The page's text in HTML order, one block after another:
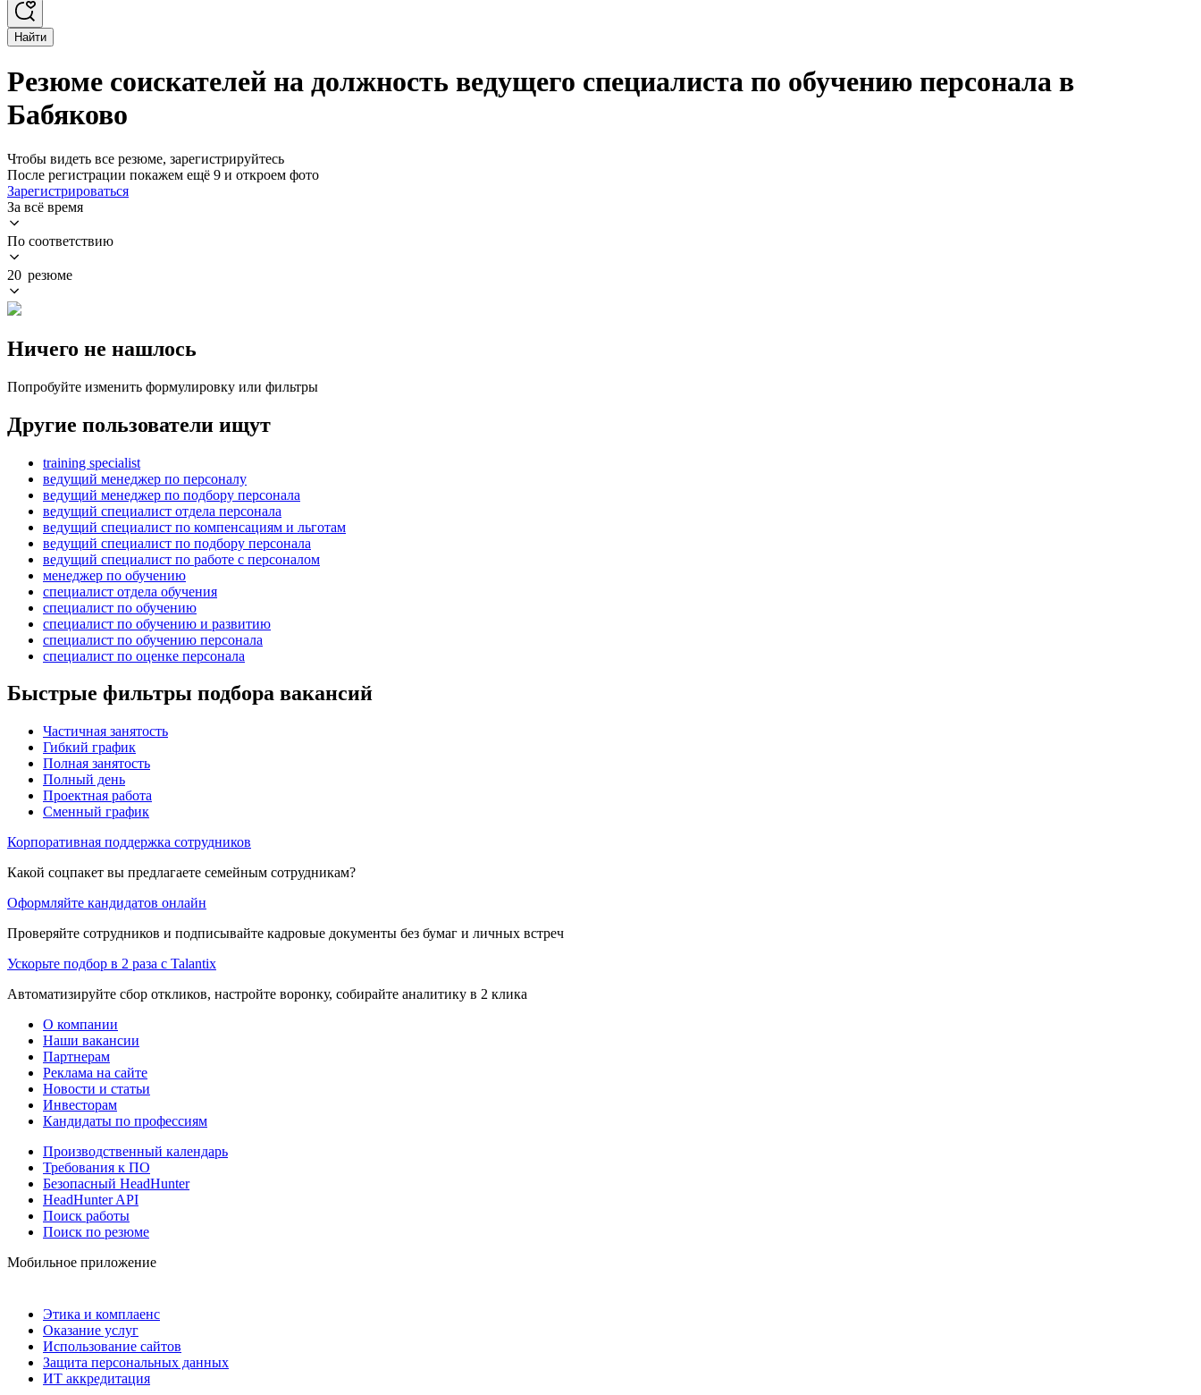
Найти
Резюме соискателей на должность ведущего специалиста по обучению персонала в
Бабяково
Чтобы видеть все резюме, зарегистрируйтесь
После регистрации покажем ещё 9 и откроем фото
Зарегистрироваться
За всё время
По соответствию
20 резюме
Ничего не нашлось
Попробуйте изменить формулировку или фильтры
Другие пользователи ищут
training specialist
ведущий менеджер по персоналу
ведущий менеджер по подбору персонала
ведущий специалист отдела персонала
ведущий специалист по компенсациям и льготам
ведущий специалист по подбору персонала
ведущий специалист по работе с персоналом
менеджер по обучению
специалист отдела обучения
специалист по обучению
специалист по обучению и развитию
специалист по обучению персонала
специалист по оценке персонала
Быстрые фильтры подбора вакансий
Частичная занятость
Гибкий график
Полная занятость
Полный день
Проектная работа
Сменный график
Корпоративная поддержка сотрудников
Какой соцпакет вы предлагаете семейным сотрудникам?
Оформляйте кандидатов онлайн
Проверяйте сотрудников и подписывайте кадровые документы без бумаг и личных встреч
Ускорьте подбор в 2 раза с Talantix
Автоматизируйте сбор откликов, настройте воронку, собирайте аналитику в 2 клика
О компании
Наши вакансии
Партнерам
Реклама на сайте
Новости и статьи
Инвесторам
Кандидаты по профессиям
Производственный календарь
Требования к ПО
Безопасный HeadHunter
HeadHunter API
Поиск работы
Поиск по резюме
Мобильное приложение
Этика и комплаенс
Оказание услуг
Использование сайтов
Защита персональных данных
ИТ аккредитация